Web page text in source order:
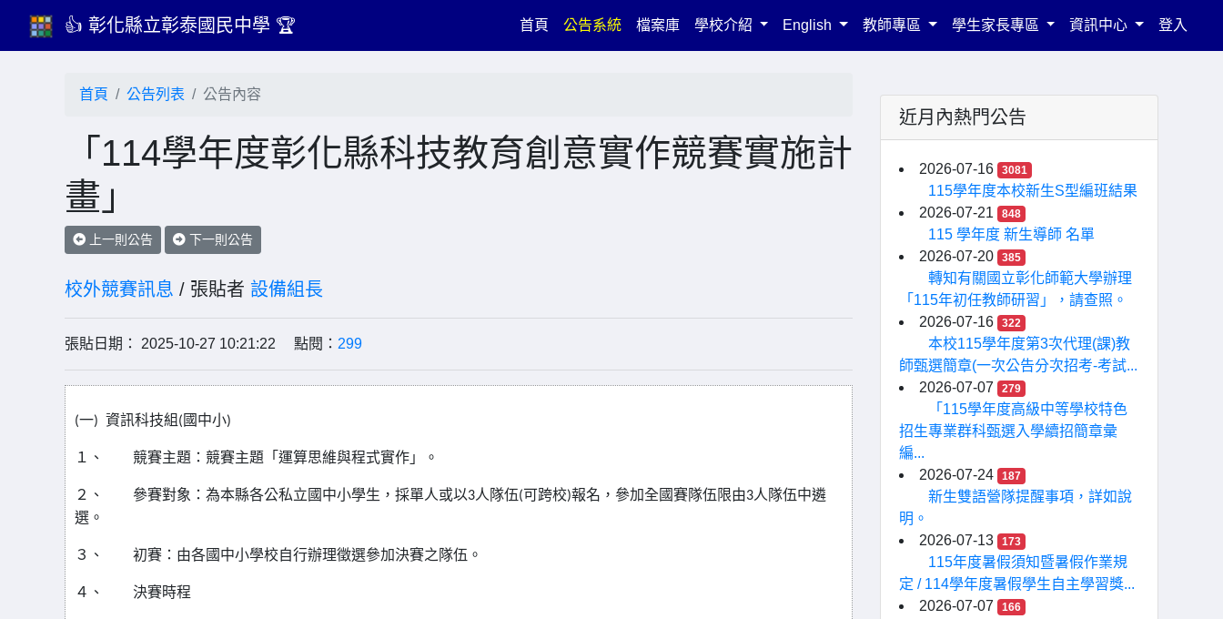
👍 彰化縣立彰泰國民中學 🏆 首頁(current)
公告系統 檔案庫 學校介紹 English 教師專區 學生家長專區 資訊中心 登入
首頁 公告列表 公告內容
「114學年度彰化縣科技教育創意實作競賽實施計
畫」
上一則公告 下一則公告
校外競賽訊息 / 張貼者 設備組長
張貼日期： 2025-10-27 10:21:22 點閱： 299
(一) 資訊科技組( 國中小)
１、 競賽主題：競賽主題「運算思維與程式實作」。
２、 參賽對象：為本縣各公私立國中小學生，採單人或以3人隊伍(可跨校)報名，參加全國賽隊伍限由 3人隊伍中遴
選。
３、 初賽：由各國中小學校自行辦理徵選參加決賽之隊伍。
４、 決賽時程
近月內熱門公告
2026-07-16 3081
115學年度本校新生S型編班結果
2026-07-21
848
115 學年度 新生導師 名單
2026-07-20
385
轉知有關國立彰化師範大學辦理
「115年初任教師研習」，請查照。
2026-07-16
322
本校115學年度第3次代理(課)教
師甄選簡章(一次公告分次招考-考試...
2026-07-07
279
「115學年度高級中等學校特色
招生專業群科甄選入學續招簡章彙
編...
2026-07-24
187
新生雙語營隊提醒事項，詳如說
明。
2026-07-13
173
115年度暑假須知暨暑假作業規
定 / 114學年度暑假學生自主學習獎...
2026-07-07
166